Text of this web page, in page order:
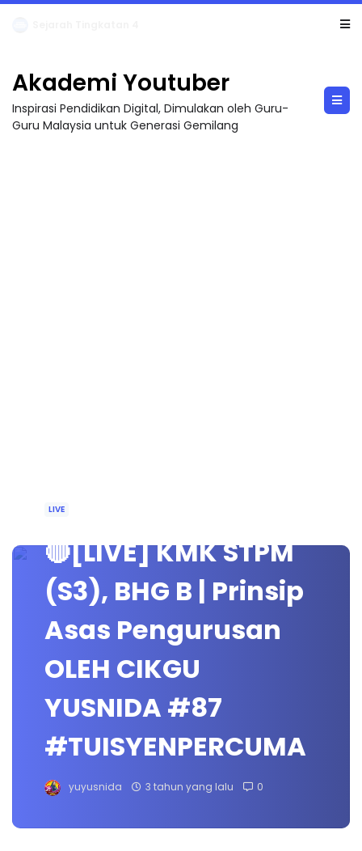
Akademi Youtuber
Inspirasi Pendidikan Digital, Dimulakan oleh Guru-
Guru Malaysia untuk Generasi Gemilang
LIVE
🔴[LIVE] KMK STPM
(S3), BHG B | Prinsip
Asas Pengurusan
OLEH CIKGU
YUSNIDA #87
#TUISYENPERCUMA
yuyusnida 3 tahun yang lalu 0